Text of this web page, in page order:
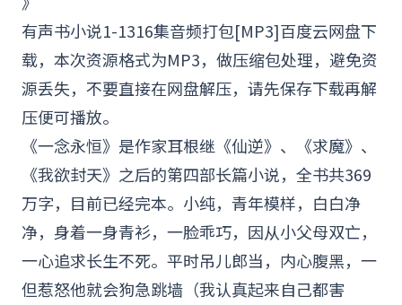
有声书小说1-1316集音频打包[MP3]百度云网盘下
载，本次资源格式为MP3，做压缩包处理，避免资
源丢失，不要直接在网盘解压，请先保存下载再解
压便可播放。
《一念永恒》是作家耳根继《仙逆》、《求魔》、
《我欲封天》之后的第四部长篇小说，全书共369
万字，目前已经完本。小纯，青年模样，白白净
净，身着一身青衫，一脸乖巧，因从小父母双亡，
一心追求长生不死。平时吊儿郎当，内心腹黑，一
但惹怒他就会狗急跳墙（我认真起来自己都害